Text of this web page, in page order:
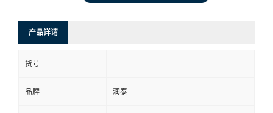
产品详请
货号
品牌 润泰